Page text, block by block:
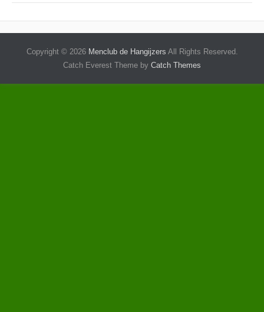
Copyright © 2026 Menclub de Hangijzers All Rights Reserved.
Catch Everest Theme by Catch Themes